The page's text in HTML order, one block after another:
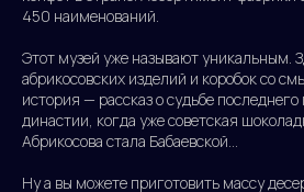
450 наименований.
Этот музей уже называют уникальным.
абрикосовских изделий и коробок со
история — рассказ о судьбе
династии, когда уже советская
Абрикосова стала Бабаевской…
Ну а вы можете приготовить массу